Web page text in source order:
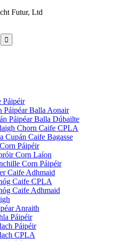
Futur, Ltd
Páipéir
Páipéar Balla Aonair
Páipéar Balla Dúbailte
Chorn Caife CPLA
Cupán Caife Bagasse
Páipéir
Corn Laíon
Corn Páipéir
Caife Adhmaid
Caife CPLA
Caife Adhmaid
Anraith
Páipéir
Páipéir
CPLA